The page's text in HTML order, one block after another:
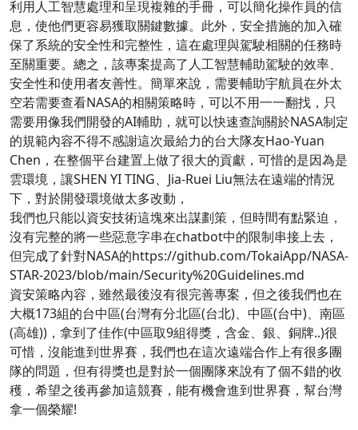
利用人工智慧處理和呈現複雜的手冊，可以簡化操作員的信
息，使他們更容易獲取關鍵數據。此外，安全措施的加入確
保了系統的安全性和完整性，這在處理與駕駛相關的任務時
至關重要。總之，該專案提高了人工智慧輔助駕駛的效率、
安全性和使用者友善性。簡單來說，需要輔助宇航員在外太
空若需要查看NASA的相關策略時，可以不用一一翻找，只
需要用像我們開發的AI輔助，就可以快速查詢關於NASA制定
的規範內容不得不感謝這次最給力的台大隊友Hao-Yuan
Chen，在整個平台建置上做了很大的貢獻，可惜的是因為是
雲環境，讓SHEN YI TING、Jia-Ruei Liu無法在遠端的情況
下，對於開發環境做太多改動，
我們也只能以資安技術這塊來出謀劃策，但時間有點緊迫，
沒有完整的將一些惡意字串在chatbot中的限制串接上去，
但完成了針對NASA的https://github.com/TokaiApp/NASA-
STAR-2023/blob/main/Security%20Guidelines.md
資安策略內容，雖然最後沒有很完善專案，但之後我們也在
大概173組的台中區(台灣有分北區(台北)、中區(台中)、南區
(高雄))，拿到了佳作(中區取9組得獎，含金、銀、銅牌..)很
可惜，沒能進到世界賽，我們也在這次遠端合作上有很多團
隊的問題，但有得獎也是對於一個團隊來說有了個不錯的收
穫，希望之後再參加這競賽，能有機會進到世界賽，幫台灣
拿一個榮耀!